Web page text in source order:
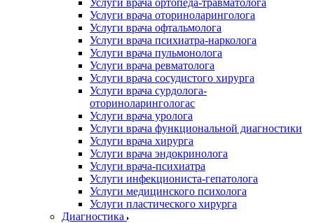
Услуги врача ортопеда-травматолога
Услуги врача оториноларинголога
Услуги врача офтальмолога
Услуги врача психиатра-нарколога
Услуги врача пульмонолога
Услуги врача ревматолога
Услуги врача сосудистого хирурга
Услуги врача сурдолога-
оториноларингологас
Услуги врача уролога
Услуги врача функциональной диагностики
Услуги врача хирурга
Услуги врача эндокринолога
Услуги врача-психиатра
Услуги инфекциониста-гепатолога
Услуги медицинского психолога
Услуги пластического хирурга
Диагностика